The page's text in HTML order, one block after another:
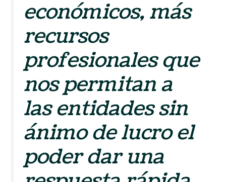
económicos, más
recursos
profesionales que
nos permitan a
las entidades sin
ánimo de lucro el
poder dar una